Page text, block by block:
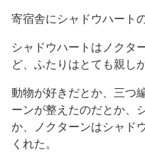
寄宿舎にシャドウハート
シャドウハートはノクタ
ど、ふたりはとても親し
動物が好きだとか、三つ
ーンが整えたのだとか、
か、ノクターンはシャド
くれた。